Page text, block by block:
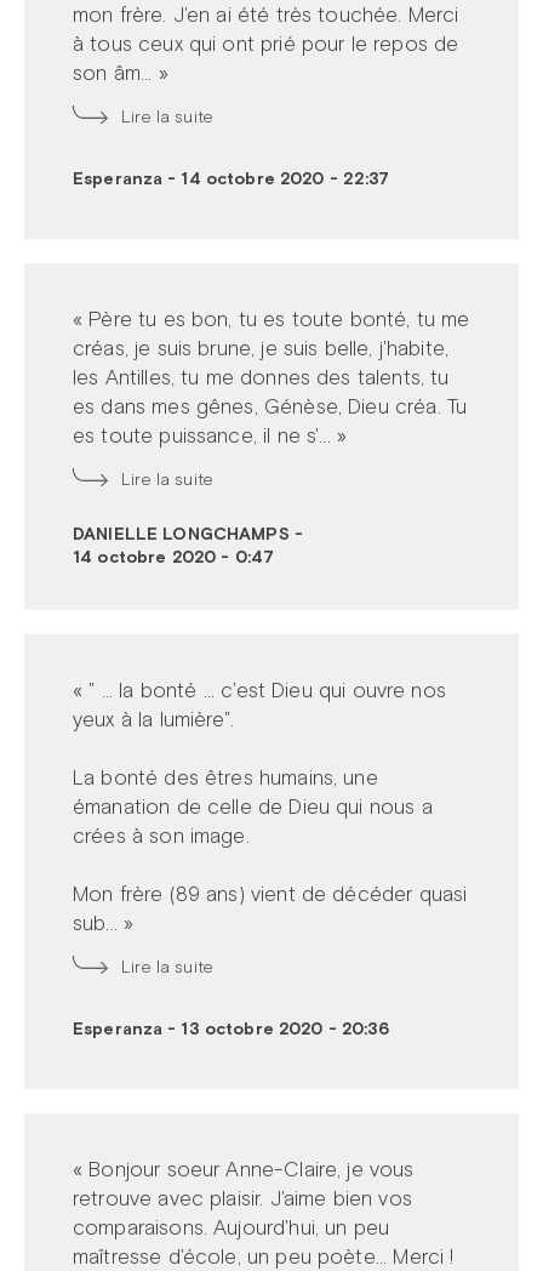
mon frère. J'en ai été très touchée. Merci
à tous ceux qui ont prié pour le repos de
son âm... »
Lire la suite
Esperanza - 14 octobre 2020 - 22:37
« Père tu es bon, tu es toute bonté, tu me
créas, je suis brune, je suis belle, j'habite,
les Antilles, tu me donnes des talents, tu
es dans mes gênes, Génèse, Dieu créa. Tu
es toute puissance, il ne s'... »
Lire la suite
DANIELLE LONGCHAMPS -
14 octobre 2020 - 0:47
« " ... la bonté ... c'est Dieu qui ouvre nos
yeux à la lumière".
La bonté des êtres humains, une
émanation de celle de Dieu qui nous a
crées à son image.
Mon frère (89 ans) vient de décéder quasi
sub... »
Lire la suite
Esperanza - 13 octobre 2020 - 20:36
« Bonjour soeur Anne-Claire, je vous
retrouve avec plaisir. J'aime bien vos
comparaisons. Aujourd'hui, un peu
maîtresse d'école, un peu poète... Merci !